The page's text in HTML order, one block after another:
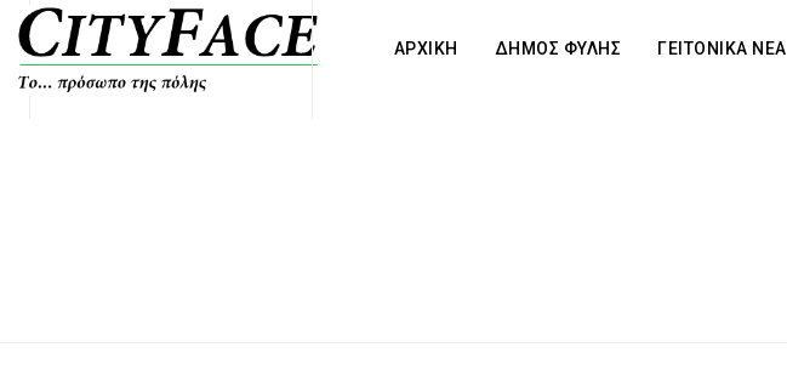
ΑΡΧΙΚΗ ΔΗΜΟΣ ΦΥΛΗΣ ΓΕΙΤΟΝΙΚΑ ΝΕΑ